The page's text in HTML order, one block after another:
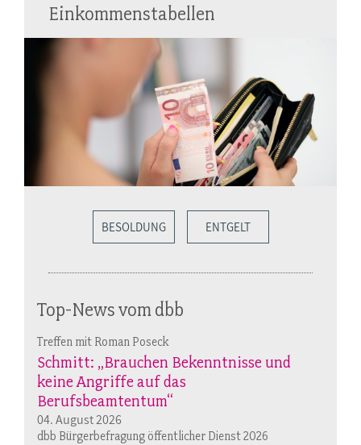
Einkommenstabellen
BESOLDUNG ENTGELT
Top-News vom dbb
Treffen mit Roman Poseck
Schmitt: „Brauchen Bekenntnisse und
keine Angriffe auf das
Berufsbeamtentum“
04. August 2026
dbb Bürgerbefragung öffentlicher Dienst 2026